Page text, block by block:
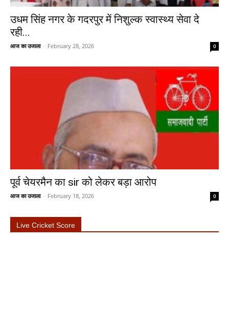
उधम सिंह नगर के गदरपुर में निशुल्क स्वास्थ्य सेवा दे
रही...
आज का उजाला - February 28, 2026 0
पूर्व चेयरमैन का sir को लेकर बड़ा आरोप
आज का उजाला - February 18, 2026 0
Live Cricket Score